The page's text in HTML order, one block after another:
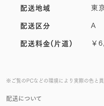
※ご覧のPCなどの環境により実際の色と異
配送について
配送地域 東
配送区分 A
配送料金(片道) ￥